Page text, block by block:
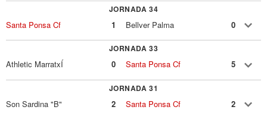
JORNADA 34
Santa Ponsa Cf 1 Bellver Palma 0
JORNADA 33
Athletic MarratxÍ 0 Santa Ponsa Cf 5
JORNADA 31
Son Sardina "B" 2 Santa Ponsa Cf 2